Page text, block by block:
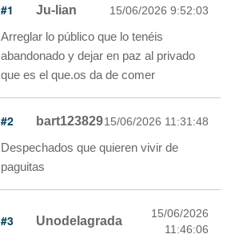
#1 Ju-lian 15/06/2026 9:52:03
Arreglar lo público que lo tenéis
abandonado y dejar en paz al privado
que es el que.os da de comer
#2 bart12382915/06/2026 11:31:48
Despechados que quieren vivir de
paguitas
#3 Unodelagrada
15/06/2026
11:46:06